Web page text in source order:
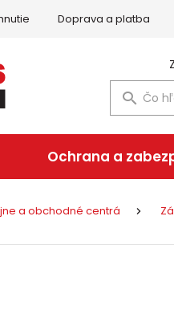
Doprava a platba
Ochrana a
a obchodné centrá